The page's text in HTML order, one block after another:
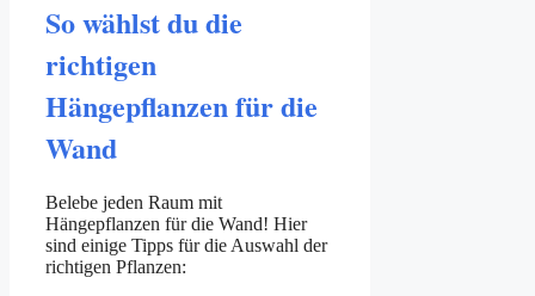
So wählst du die
richtigen
Hängepflanzen für die
Wand
Belebe jeden Raum mit
Hängepflanzen für die Wand! Hier
sind einige Tipps für die Auswahl der
richtigen Pflanzen: